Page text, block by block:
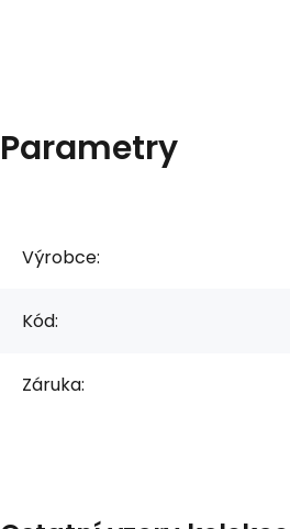
Parametry
Výrobce:
Kód:
Záruka: